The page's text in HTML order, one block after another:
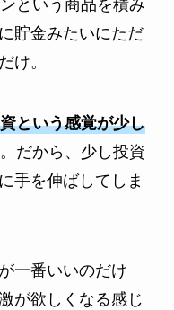
という商品を積み
貯金みたいにただ
け。
という感覚が少し
だから、少し投資
手を伸ばしてしま
一番いいのだけ
が欲しくなる感じ